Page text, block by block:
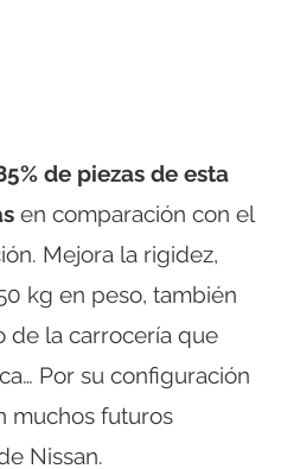
de piezas de esta
en comparación con el
Mejora la rigidez,
kg en peso, también
de la carrocería que
Por su configuración
muchos futuros
Nissan.